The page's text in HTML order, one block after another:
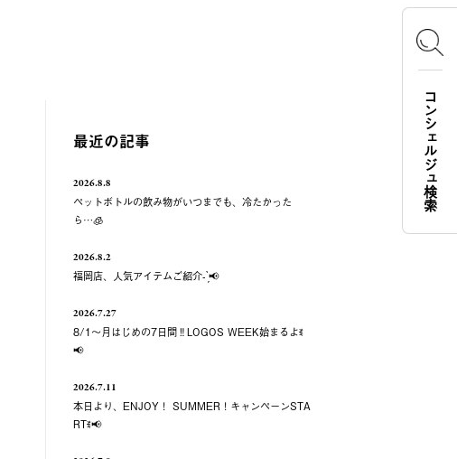
最近の記事
2026.8.8
ペットボトルの飲み物がいつまでも、冷たかった
ら…🧊
2026.8.2
福岡店、人気アイテムご紹介- ̗̀📢
2026.7.27
8/1～月はじめの7日間‼️LOGOS WEEK始まるよꉂ
📢
2026.7.11
本日より、ENJOY！ SUMMER！キャンペーンSTA
RTꉂ📢
コンシェルジュ検索